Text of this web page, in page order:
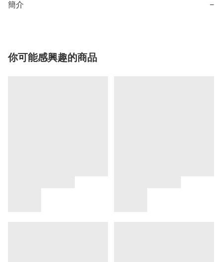
簡介 −
你可能感興趣的商品